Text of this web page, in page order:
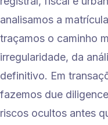
analisamos a
traçamos o caminho
irregularidade, da
definitivo. Em
fazemos due
riscos ocultos antes